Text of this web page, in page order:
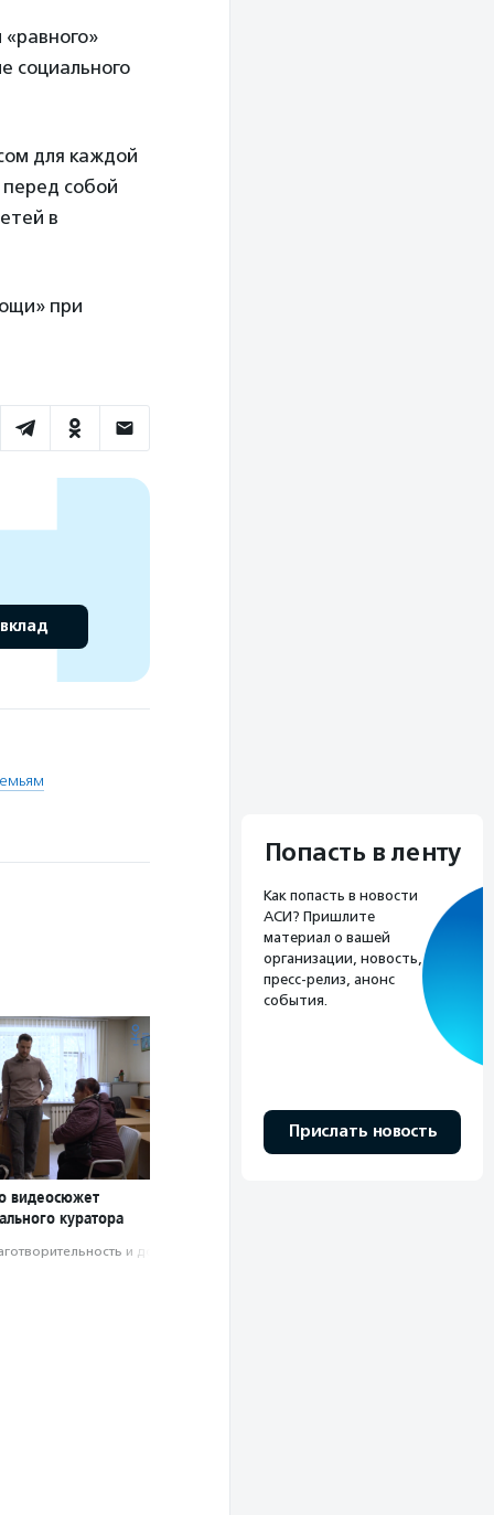
социального
для каждой
собой
в
при
видеосюжет
куратора
и доброволь­чест­во
Попасть в ленту
Как попасть в новости
АСИ? Пришлите
материал о вашей
организации, новость,
пресс-релиз, анонс
события.
Прислать новость